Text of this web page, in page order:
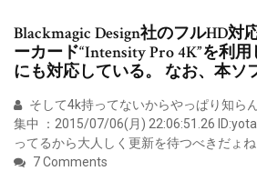
Blackmagic Design社のフルHD対
ーカード“Intensity Pro 4K”を利
にも対応している。 なお、本ソ
そして4k持ってないからやっぱり知ら
集中 ：2015/07/06(月) 22:06:51.26
ってるから大人しく更新を待つべきだょね
7 Comments